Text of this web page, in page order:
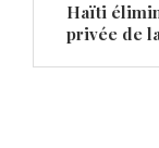
Haïti
privée de